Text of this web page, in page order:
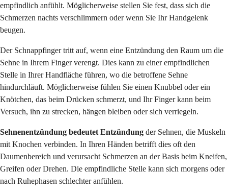
empfindlich anfühlt. Möglicherweise stellen Sie fest, dass sich die
Schmerzen nachts verschlimmern oder wenn Sie Ihr Handgelenk
beugen.
Der Schnappfinger tritt auf, wenn eine Entzündung den Raum um die
Sehne in Ihrem Finger verengt. Dies kann zu einer empfindlichen
Stelle in Ihrer Handfläche führen, wo die betroffene Sehne
hindurchläuft. Möglicherweise fühlen Sie einen Knubbel oder ein
Knötchen, das beim Drücken schmerzt, und Ihr Finger kann beim
Versuch, ihn zu strecken, hängen bleiben oder sich verriegeln.
Sehnenentzündung bedeutet Entzündung der Sehnen, die Muskeln
mit Knochen verbinden. In Ihren Händen betrifft dies oft den
Daumenbereich und verursacht Schmerzen an der Basis beim Kneifen,
Greifen oder Drehen. Die empfindliche Stelle kann sich morgens oder
nach Ruhephasen schlechter anfühlen.